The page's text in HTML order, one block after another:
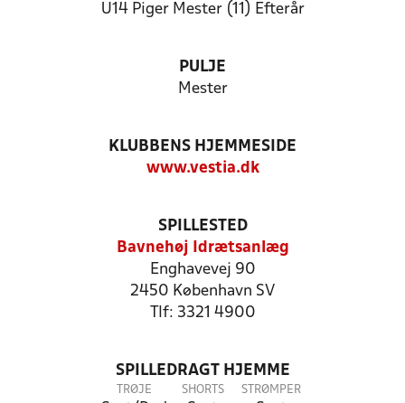
U14 Piger Mester (11) Efterår
PULJE
Mester
KLUBBENS HJEMMESIDE
www.vestia.dk
SPILLESTED
Bavnehøj Idrætsanlæg
Enghavevej 90
2450 København SV
Tlf: 3321 4900
SPILLEDRAGT HJEMME
TRØJE SHORTS STRØMPER